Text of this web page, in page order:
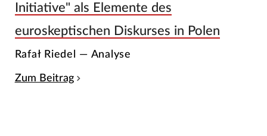
Initiative" als Elemente des
euroskeptischen Diskurses in Polen
Rafał Riedel — Analyse
Zum Beitrag